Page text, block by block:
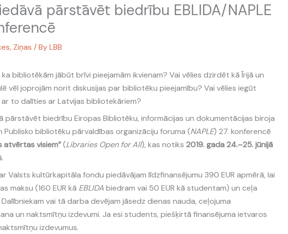
pārstāvēt biedrību EBLIDA/NAPLE
, Ziņas / ByLBB
ka bibliotēkām jābūt brīvi pieejamām ikvienam? Vai vēlies dzirdēt kā Īrijā un
vēl joprojām norit diskusijas par bibliotēku pieejamību? Vai vēlies iegūt
to dalīties ar Latvijas bibliotekāriem?
pārstāvēt biedrību Eiropas Bibliotēku, informācijas un dokumentācijas biroja
Publisko bibliotēku pārvaldības organizāciju foruma (NAPLE) 27. konferencē
atvērtas visiem”(Libraries Open for All), kas notiks 2019. gada 24.–25. jūnijā
Valsts kultūrkapitāla fondu piedāvājam līdzfinansējumu 390 EUR apmērā, lai
maksu (160 EUR kā EBLIDA biedram vai 50 EUR kā studentam) un ceļa
vai tā darba devējam jāsedz dienas nauda, ceļojuma
un naktsmītņu izdevumi. Ja esi students, piešķirtā finansējuma ietvaros
izdevumus.